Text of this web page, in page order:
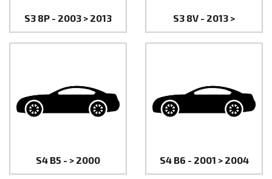
S3 8P - 2003 > 2013 S3 8V - 2013 >
S4 B5 - > 2000 S4 B6 - 2001 > 2004